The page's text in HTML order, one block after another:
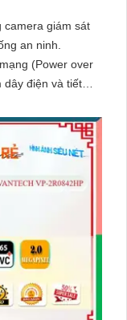
camera giám sát
an ninh.
(Power over
dây điện và tiết